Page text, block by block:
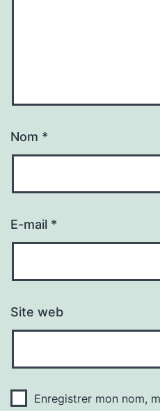
Nom *
E-mail *
Site web
Enregistrer mon nom,